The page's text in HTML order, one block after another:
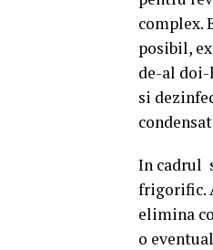
complex.
posibil,
de-al doi-
si
In cadrul
frigorific.
elimina
o